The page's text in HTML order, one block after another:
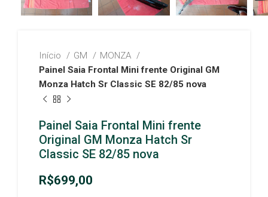
Início GM
MONZA
Painel Saia Frontal Mini frente Original GM
Monza Hatch Sr Classic SE 82/85 nova
Painel Saia Frontal Mini frente
Original GM Monza Hatch Sr
Classic SE 82/85 nova
R$699,00